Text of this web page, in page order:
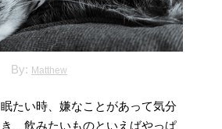
By: Matthew
たい時、嫌なことがあって気分
、飲みたいものといえばやっぱ